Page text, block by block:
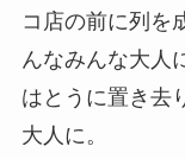
コ店の前に列を
んなみんな大人
はとうに置き去
大人に。